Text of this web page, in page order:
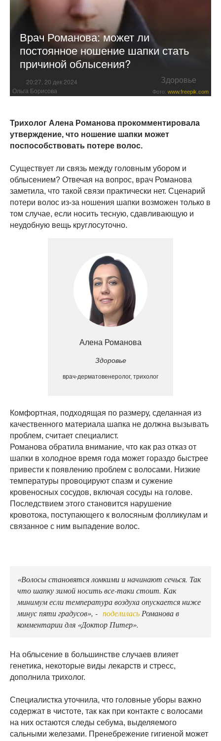
Врач Романова: может ли
постоянное ношение шапки стать
причиной облысения?
20:27, 20 дек 2024 Здоровье
Ольга Борисова Фото: www.freepik.com
Трихолог Алена Романова прокомментировала
утверждение, что ношение шапки может
поспособствовать потере волос.
Существует ли связь между головным убором и
облысением? Отвечая на вопрос, врач Романова
заметила, что такой связи практически нет. Сценарий
потери волос из-за ношения шапки возможен только в
том случае, если носить тесную, сдавливающую и
неудобную вещь круглосуточно.
Алена Романова
Здоровье
врач-дерматовенеролог, трихолог
Комфортная, подходящая по размеру, сделанная из
качественного материала шапка не должна вызывать
проблем, считает специалист.
Романова обратила внимание, что как раз отказ от
шапки в холодное время года может гораздо быстрее
привести к появлению проблем с волосами. Низкие
температуры провоцируют спазм и сужение
кровеносных сосудов, включая сосуды на голове.
Последствием этого становится нарушение
кровотока, поступающего к волосяным фолликулам и
связанное с ним выпадение волос.
«Волосы становятся ломкими и начинают сечься. Так
что шапку зимой носить все-таки стоит. Как
минимум если температура воздуха опускается ниже
минус пяти градусов», - поделилась Романова в
комментарии для «Доктор Питер».
На облысение в большинстве случаев влияет
генетика, некоторые виды лекарств и стресс,
дополнила трихолог.
Специалистка уточнила, что головные уборы важно
содержат в чистоте, так как при контакте с волосами
на них остаются следы себума, выделяемого
сальными железами. Пренебрежение гигиеной может